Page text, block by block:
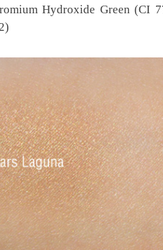
Hydroxide Green (CI